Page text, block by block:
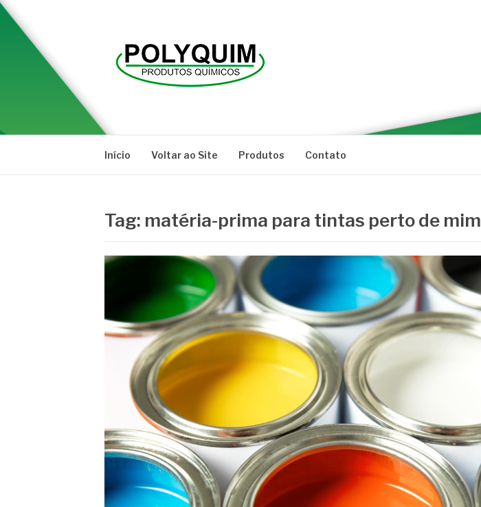
Pular
para
conteúdo
Início Voltar ao Site Produtos Contato
Tag: matéria-prima para tintas perto de mim